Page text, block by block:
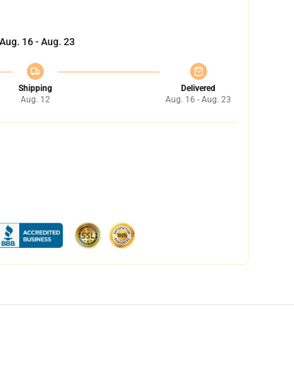
Aug. 16 - Aug. 23
Shipping
Aug. 12
Delivered
Aug. 16 - Aug. 23